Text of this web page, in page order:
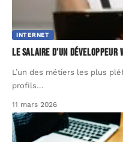
INTERNET
Le salaire d’un développeur
L’un des métiers les plus
profils…
11 mars 2026